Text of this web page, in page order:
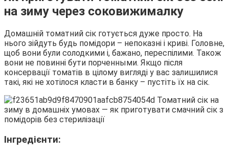
на зиму через соковижималку
Домашній томатний сік готується дуже просто. На
нього зійдуть будь помідори – непоказні і криві. Головне,
щоб вони були солодкими і, бажано, переспілими. Також
вони не повинні бути порченными. Якщо після
консервації томатів в цілому вигляді у вас залишилися
такі, які не хотілося класти в банку – пустіть їх на сік.
Інгредієнти: